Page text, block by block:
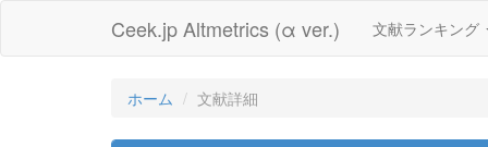
Ceek.jp Altmetrics (α ver.) 文献ランキング
ホーム 文献詳細